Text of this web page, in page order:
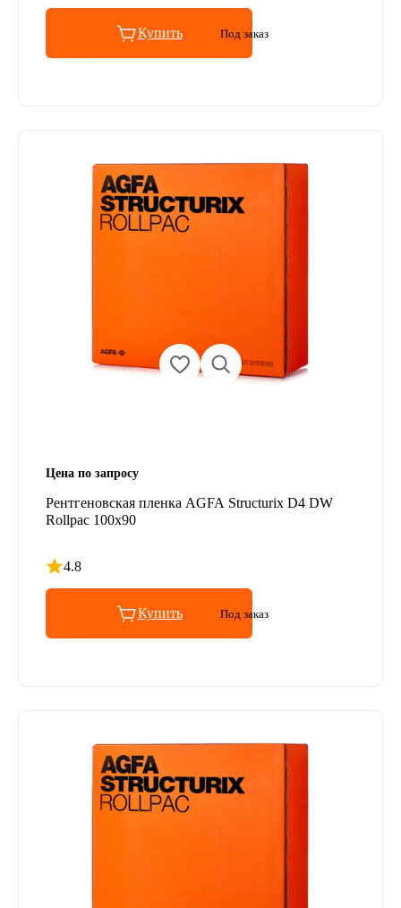
Купить Под заказ
Цена по запросу
Рентгеновская пленка AGFA Structurix D4 DW
Rollpac 100x90
4.8
Рейтинг 4.8 из 5
Купить Под заказ